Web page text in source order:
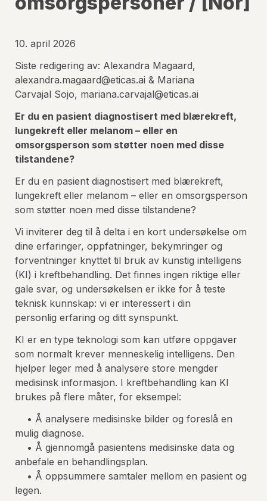
10. april 2026
Siste redigering av: Alexandra Magaard,
alexandra.magaard@eticas.ai & Mariana
Carvajal Sojo, mariana.carvajal@eticas.ai
Er du en pasient diagnostisert med blærekreft,
lungekreft eller melanom – eller en
omsorgsperson som støtter noen med disse
tilstandene?
Er du en pasient diagnostisert med blærekreft,
lungekreft eller melanom – eller en omsorgsperson
som støtter noen med disse tilstandene?
Vi inviterer deg til å delta i en kort undersøkelse om
dine erfaringer, oppfatninger, bekymringer og
forventninger knyttet til bruk av kunstig intelligens
(KI) i kreftbehandling. Det finnes ingen riktige eller
gale svar, og undersøkelsen er ikke for å teste
teknisk kunnskap: vi er interessert i din
personlig erfaring og ditt synspunkt.
KI er en type teknologi som kan utføre oppgaver
som normalt krever menneskelig intelligens. Den
hjelper leger med å analysere store mengder
medisinsk informasjon. I kreftbehandling kan KI
brukes på flere måter, for eksempel:
mulig diagnose.
anbefale en behandlingsplan.
legen.